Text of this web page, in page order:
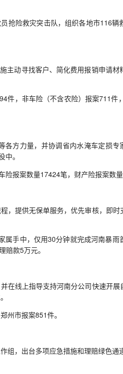
险救灾突击队，组织各地市116辆
动寻找客户、简化费用报销申请材
，非车险（不含农险）报案711件
方力量，并协调省内水淹车定损专
。
报案数量17424笔，财产险报案数量
提供无保单服务，优先审核，即时
手中，仅用30分钟就完成河南暴雨
款5万元。
线上指导支持河南分公司快速开展
市报案851件。
，出台多项应急措施和理赔绿色通